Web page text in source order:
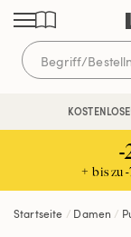
Direkt
zum
Inhalt
Direkt
zur
Navigation
Direkt
zur
Suche
-
+ bis zu
Startseite Damen